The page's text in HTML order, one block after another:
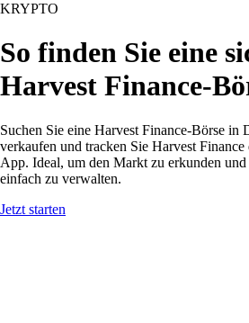
KRYPTO
So finden Sie eine
Harvest Finance-
Suchen Sie eine Harvest Finance-Börse in
verkaufen und tracken Sie Harvest
App. Ideal, um den Markt zu erkunden
einfach zu verwalten.
Jetzt starten